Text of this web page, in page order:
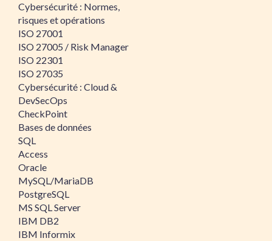
Cybersécurité : Normes,
risques et opérations
ISO 27001
ISO 27005 / Risk Manager
ISO 22301
ISO 27035
Cybersécurité : Cloud &
DevSecOps
CheckPoint
Bases de données
SQL
Access
Oracle
MySQL/MariaDB
PostgreSQL
MS SQL Server
IBM DB2
IBM Informix